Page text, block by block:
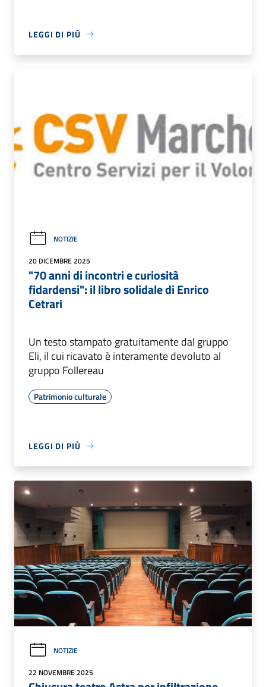
LEGGI DI PIÙ
NOTIZIE
20 DICEMBRE 2025
"70 anni di incontri e curiosità
fidardensi": il libro solidale di Enrico
Cetrari
Un testo stampato gratuitamente dal gruppo
Eli, il cui ricavato è interamente devoluto al
gruppo Follereau
Patrimonio culturale
LEGGI DI PIÙ
NOTIZIE
22 NOVEMBRE 2025